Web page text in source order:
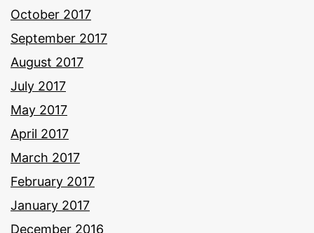
October 2017
September 2017
August 2017
July 2017
May 2017
April 2017
March 2017
February 2017
January 2017
December 2016